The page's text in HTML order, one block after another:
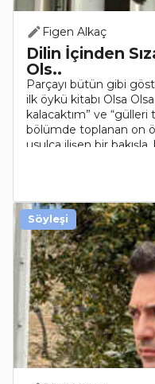
Figen Alkaç
Dilin İçinden
Ols..
Parçayı bütün gibi
ilk öykü kitabı Olsa
kalacaktım” ve “gülleri
bölümde toplanan on
usulca ilişen bir bakışla,
Söyleşi